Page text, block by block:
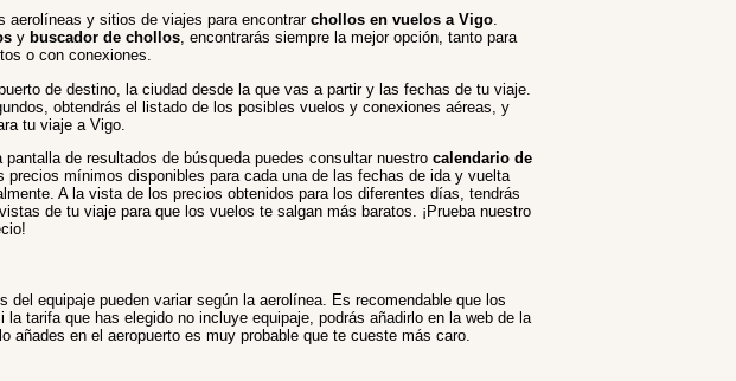
aerolíneas y sitios de viajes para encontrar chollos en vuelos a Vigo.
y buscador de chollos, encontrarás siempre la mejor opción, tanto para
o con conexiones.
de destino, la ciudad desde la que vas a partir y las fechas de tu viaje.
obtendrás el listado de los posibles vuelos y conexiones aéreas, y
tu viaje a Vigo.
de resultados de búsqueda puedes consultar nuestro calendario de
precios mínimos disponibles para cada una de las fechas de ida y vuelta
A la vista de los precios obtenidos para los diferentes días, tendrás
de tu viaje para que los vuelos te salgan más baratos. ¡Prueba nuestro
equipaje pueden variar según la aerolínea. Es recomendable que los
tarifa que has elegido no incluye equipaje, podrás añadirlo en la web de la
en el aeropuerto es muy probable que te cueste más caro.